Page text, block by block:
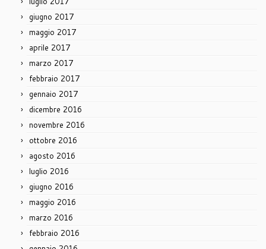
giugno 2017
maggio 2017
aprile 2017
marzo 2017
febbraio 2017
gennaio 2017
dicembre 2016
novembre 2016
ottobre 2016
agosto 2016
luglio 2016
giugno 2016
maggio 2016
marzo 2016
febbraio 2016